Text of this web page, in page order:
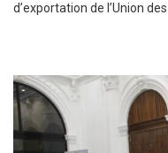
d’exportation de l’Union